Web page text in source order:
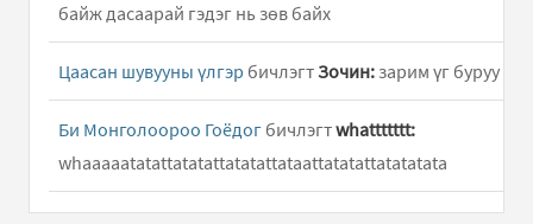
байж дасаарай гэдэг нь зөв байх
Цаасан шувууны үлгэр бичлэгтЗочин: зарим үг буруу
Би Монголоороо Гоёдог бичлэгтwhattttttt:
whaaaaatatattatatattatatattataattatatattatatatata